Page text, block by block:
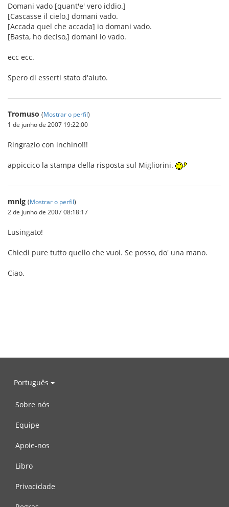
Domani vado [quant'e' vero iddio.]
[Cascasse il cielo,] domani vado.
[Accada quel che accada] io domani vado.
[Basta, ho deciso,] domani io vado.
ecc ecc.
Spero di esserti stato d'aiuto.
Tromuso (Mostrar o perfil)
1 de junho de 2007 19:22:00
Ringrazio con inchino!!!
appiccico la stampa della risposta sul Migliorini.
mnlg (Mostrar o perfil)
2 de junho de 2007 08:18:17
Lusingato!
Chiedi pure tutto quello che vuoi. Se posso, do' una mano.
Ciao.
Português
Sobre nós
Equipe
Apoie-nos
Libro
Privacidade